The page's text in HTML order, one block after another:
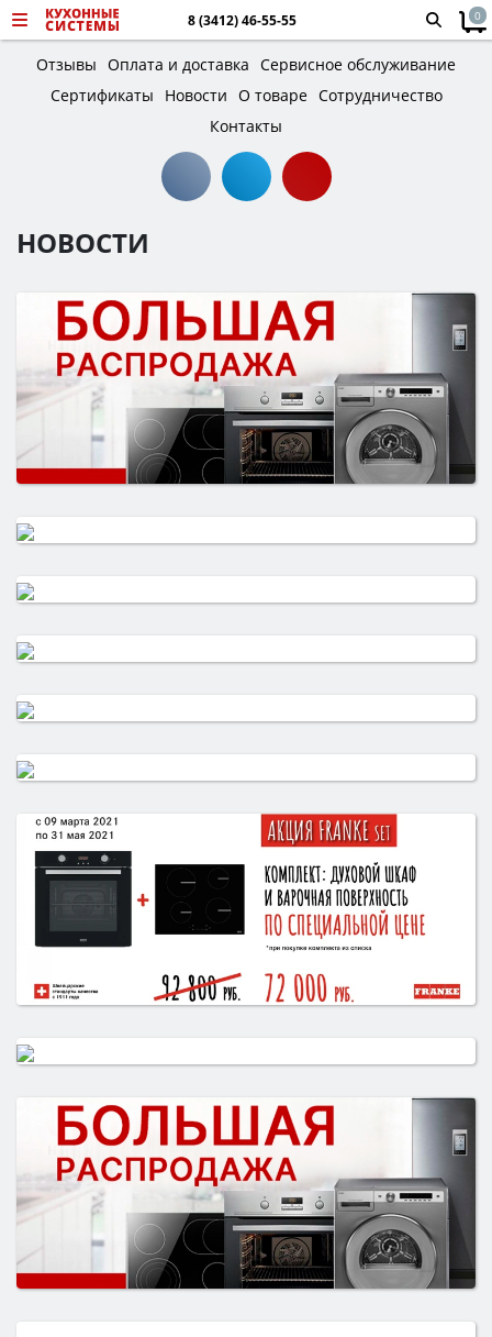
8 (3412) 46-55-55 0
Отзывы Оплата и доставка Сервисное обслуживание
Сертификаты
Новости О товаре Сотрудничество
Контакты
НОВОСТИ